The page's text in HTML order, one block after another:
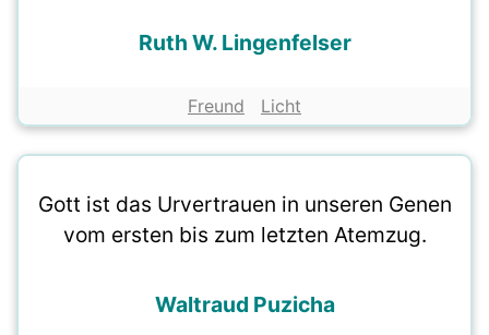
Ruth W. Lingenfelser
Freund Licht
Gott ist das Urvertrauen in unseren Genen
vom ersten bis zum letzten Atemzug.
Waltraud Puzicha